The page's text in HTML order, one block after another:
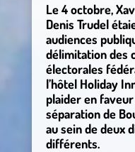
Le 4 octobre,
Denis Trudel
audiences
délimitation des
électorales
l’hôtel Holiday
plaider en
séparation de
au sein de deux
différents.